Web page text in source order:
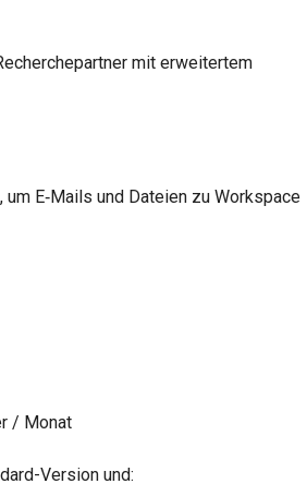
mit erweitertem
, um E‑Mails und Dateien zu Workspace
/ Monat
Version und: